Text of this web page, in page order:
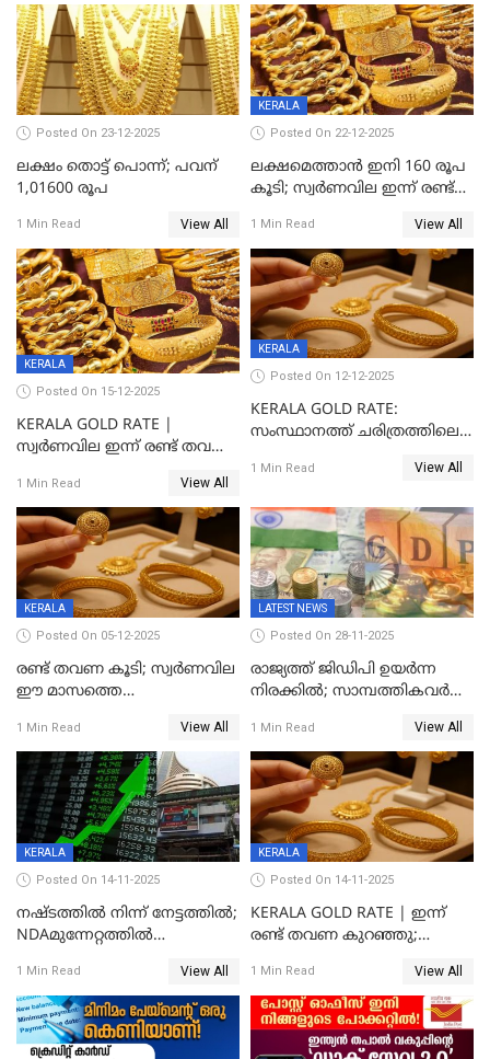
Posted On 23-12-2025
ലക്ഷം തൊട്ട് പൊന്ന്; പവന്
1,01600 രൂപ
1 Min Read View All
KERALA
Posted On 22-12-2025
ലക്ഷമെത്താൻ ഇനി 160 രൂപ
കൂടി; സ്വർണവില ഇന്ന് രണ്ട്
1 Min Read View All
KERALA
Posted On 15-12-2025
KERALA GOLD RATE |
സ്വർണവില ഇന്ന് രണ്ട് തവണ
സർവകാല റെക്കോഡ്
1 Min Read View All
KERALA
Posted On 12-12-2025
KERALA GOLD RATE:
സംസ്ഥാനത്ത് ചരിത്രത്തിലെ
സ്വർണം; സർവ്വകാല
1 Min Read View All
KERALA
Posted On 05-12-2025
രണ്ട് തവണ കൂടി; സ്വർണവില
ഈ മാസത്തെ
1 Min Read View All
LATEST NEWS
Posted On 28-11-2025
രാജ്യത്ത് ജിഡിപി ഉയര്‍ന്ന
നിരക്കില്‍; സാമ്പത്തികവർഷം
ശതമാനമായി; പ്രചോദനം
നൽകുന്നുവെന്ന് മോദി
1 Min Read View All
KERALA
Posted On 14-11-2025
നഷ്ടത്തിൽ നിന്ന് നേട്ടത്തിൽ;
NDAമുന്നേറ്റത്തിൽ
1 Min Read View All
KERALA
Posted On 14-11-2025
KERALA GOLD RATE | ഇന്ന്
രണ്ട് തവണ കുറഞ്ഞു;
1 Min Read View All